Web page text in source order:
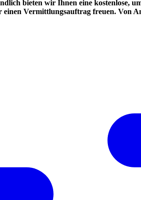
bieten wir Ihnen eine kostenlose,
Vermittlungsauftrag freuen.